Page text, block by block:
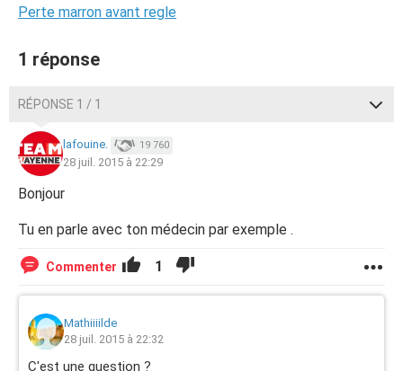
Perte marron avant regle
1 réponse
RÉPONSE 1 / 1
lafouine. 19 760
28 juil. 2015 à 22:29
Bonjour
Tu en parle avec ton médecin par exemple .
Commenter 1
Mathiiiilde
28 juil. 2015 à 22:32
C'est une question ?